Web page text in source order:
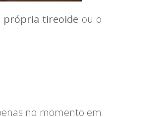
própria tireoide ou o
no momento em